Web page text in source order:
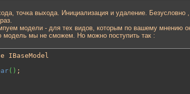
точка выхода. Инициализация и удаление.
модели - для тех видов, которым по вашему мнению
модель мы не сможем. Но можно поступить так :
( )